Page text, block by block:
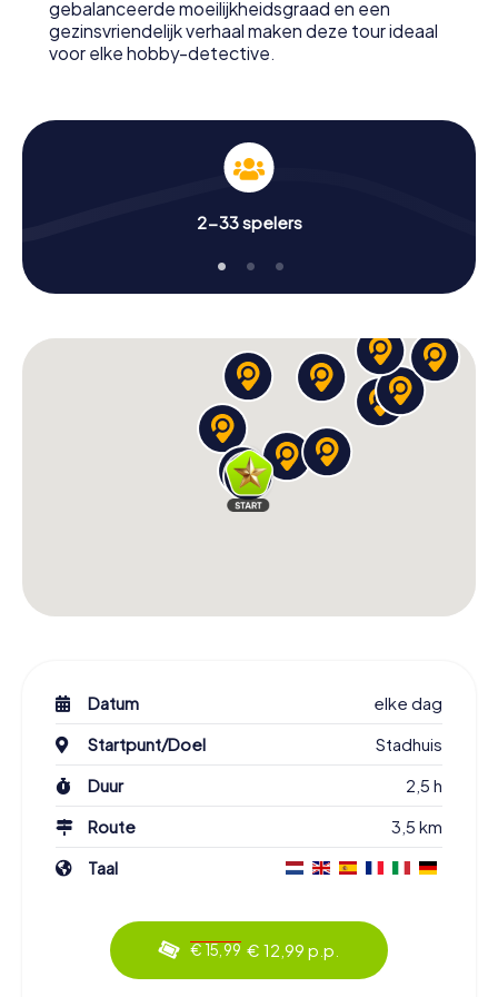
Waar wacht je nog op? Turku rekent op je!
gebalanceerde moeilijkheidsgraad en een
gezinsvriendelijk verhaal maken deze tour ideaal
voor elke hobby-detective.
2-33 spelers
Datum
elke dag
Startpunt/Doel
Stadhuis
Duur
2,5 h
Route
3,5 km
Taal
€ 15,99 € 12,99 p.p.